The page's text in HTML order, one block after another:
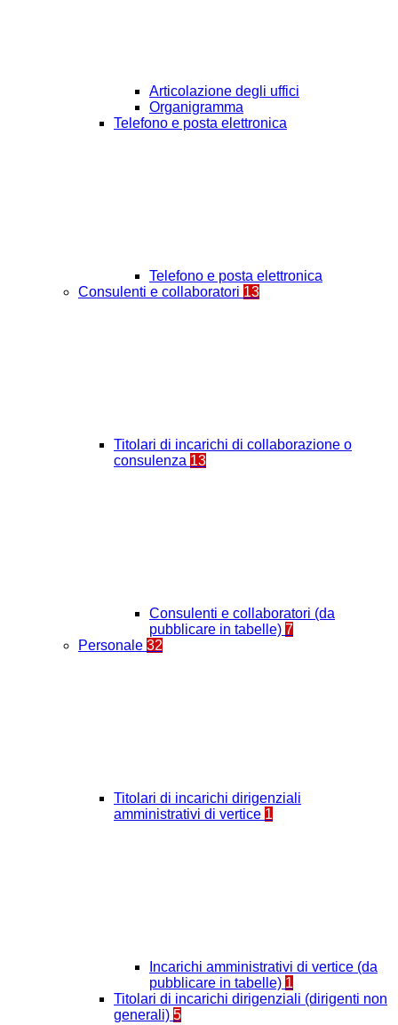
Articolazione degli uffici
Organigramma
Telefono e posta elettronica
Telefono e posta elettronica
Consulenti e collaboratori 13
Titolari di incarichi di collaborazione o
consulenza 13
Consulenti e collaboratori (da
pubblicare in tabelle) 7
Personale 32
Titolari di incarichi dirigenziali
amministrativi di vertice 1
Incarichi amministrativi di vertice (da
pubblicare in tabelle) 1
Titolari di incarichi dirigenziali (dirigenti non
generali) 5